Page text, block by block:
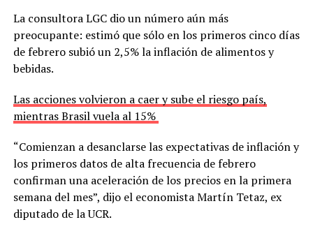
La consultora LGC dio un número aún más
preocupante: estimó que sólo en los primeros cinco días
de febrero subió un 2,5% la inflación de alimentos y
bebidas.
Las acciones volvieron a caer y sube el riesgo país,
mientras Brasil vuela al 15%
“Comienzan a desanclarse las expectativas de inflación y
los primeros datos de alta frecuencia de febrero
confirman una aceleración de los precios en la primera
semana del mes”, dijo el economista Martín Tetaz, ex
diputado de la UCR.